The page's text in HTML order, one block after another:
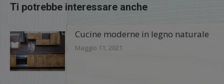
Ti potrebbe interessare anche
Cucine moderne in legno naturale
Maggio 11, 2021